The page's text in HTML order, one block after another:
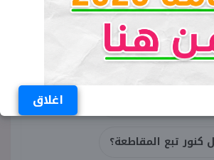
اغلاق
هل كنور مقاطعة؟
كنور تبع المقاطعة؟